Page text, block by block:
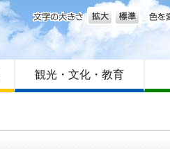
文字の大きさ
観光・文化・教育